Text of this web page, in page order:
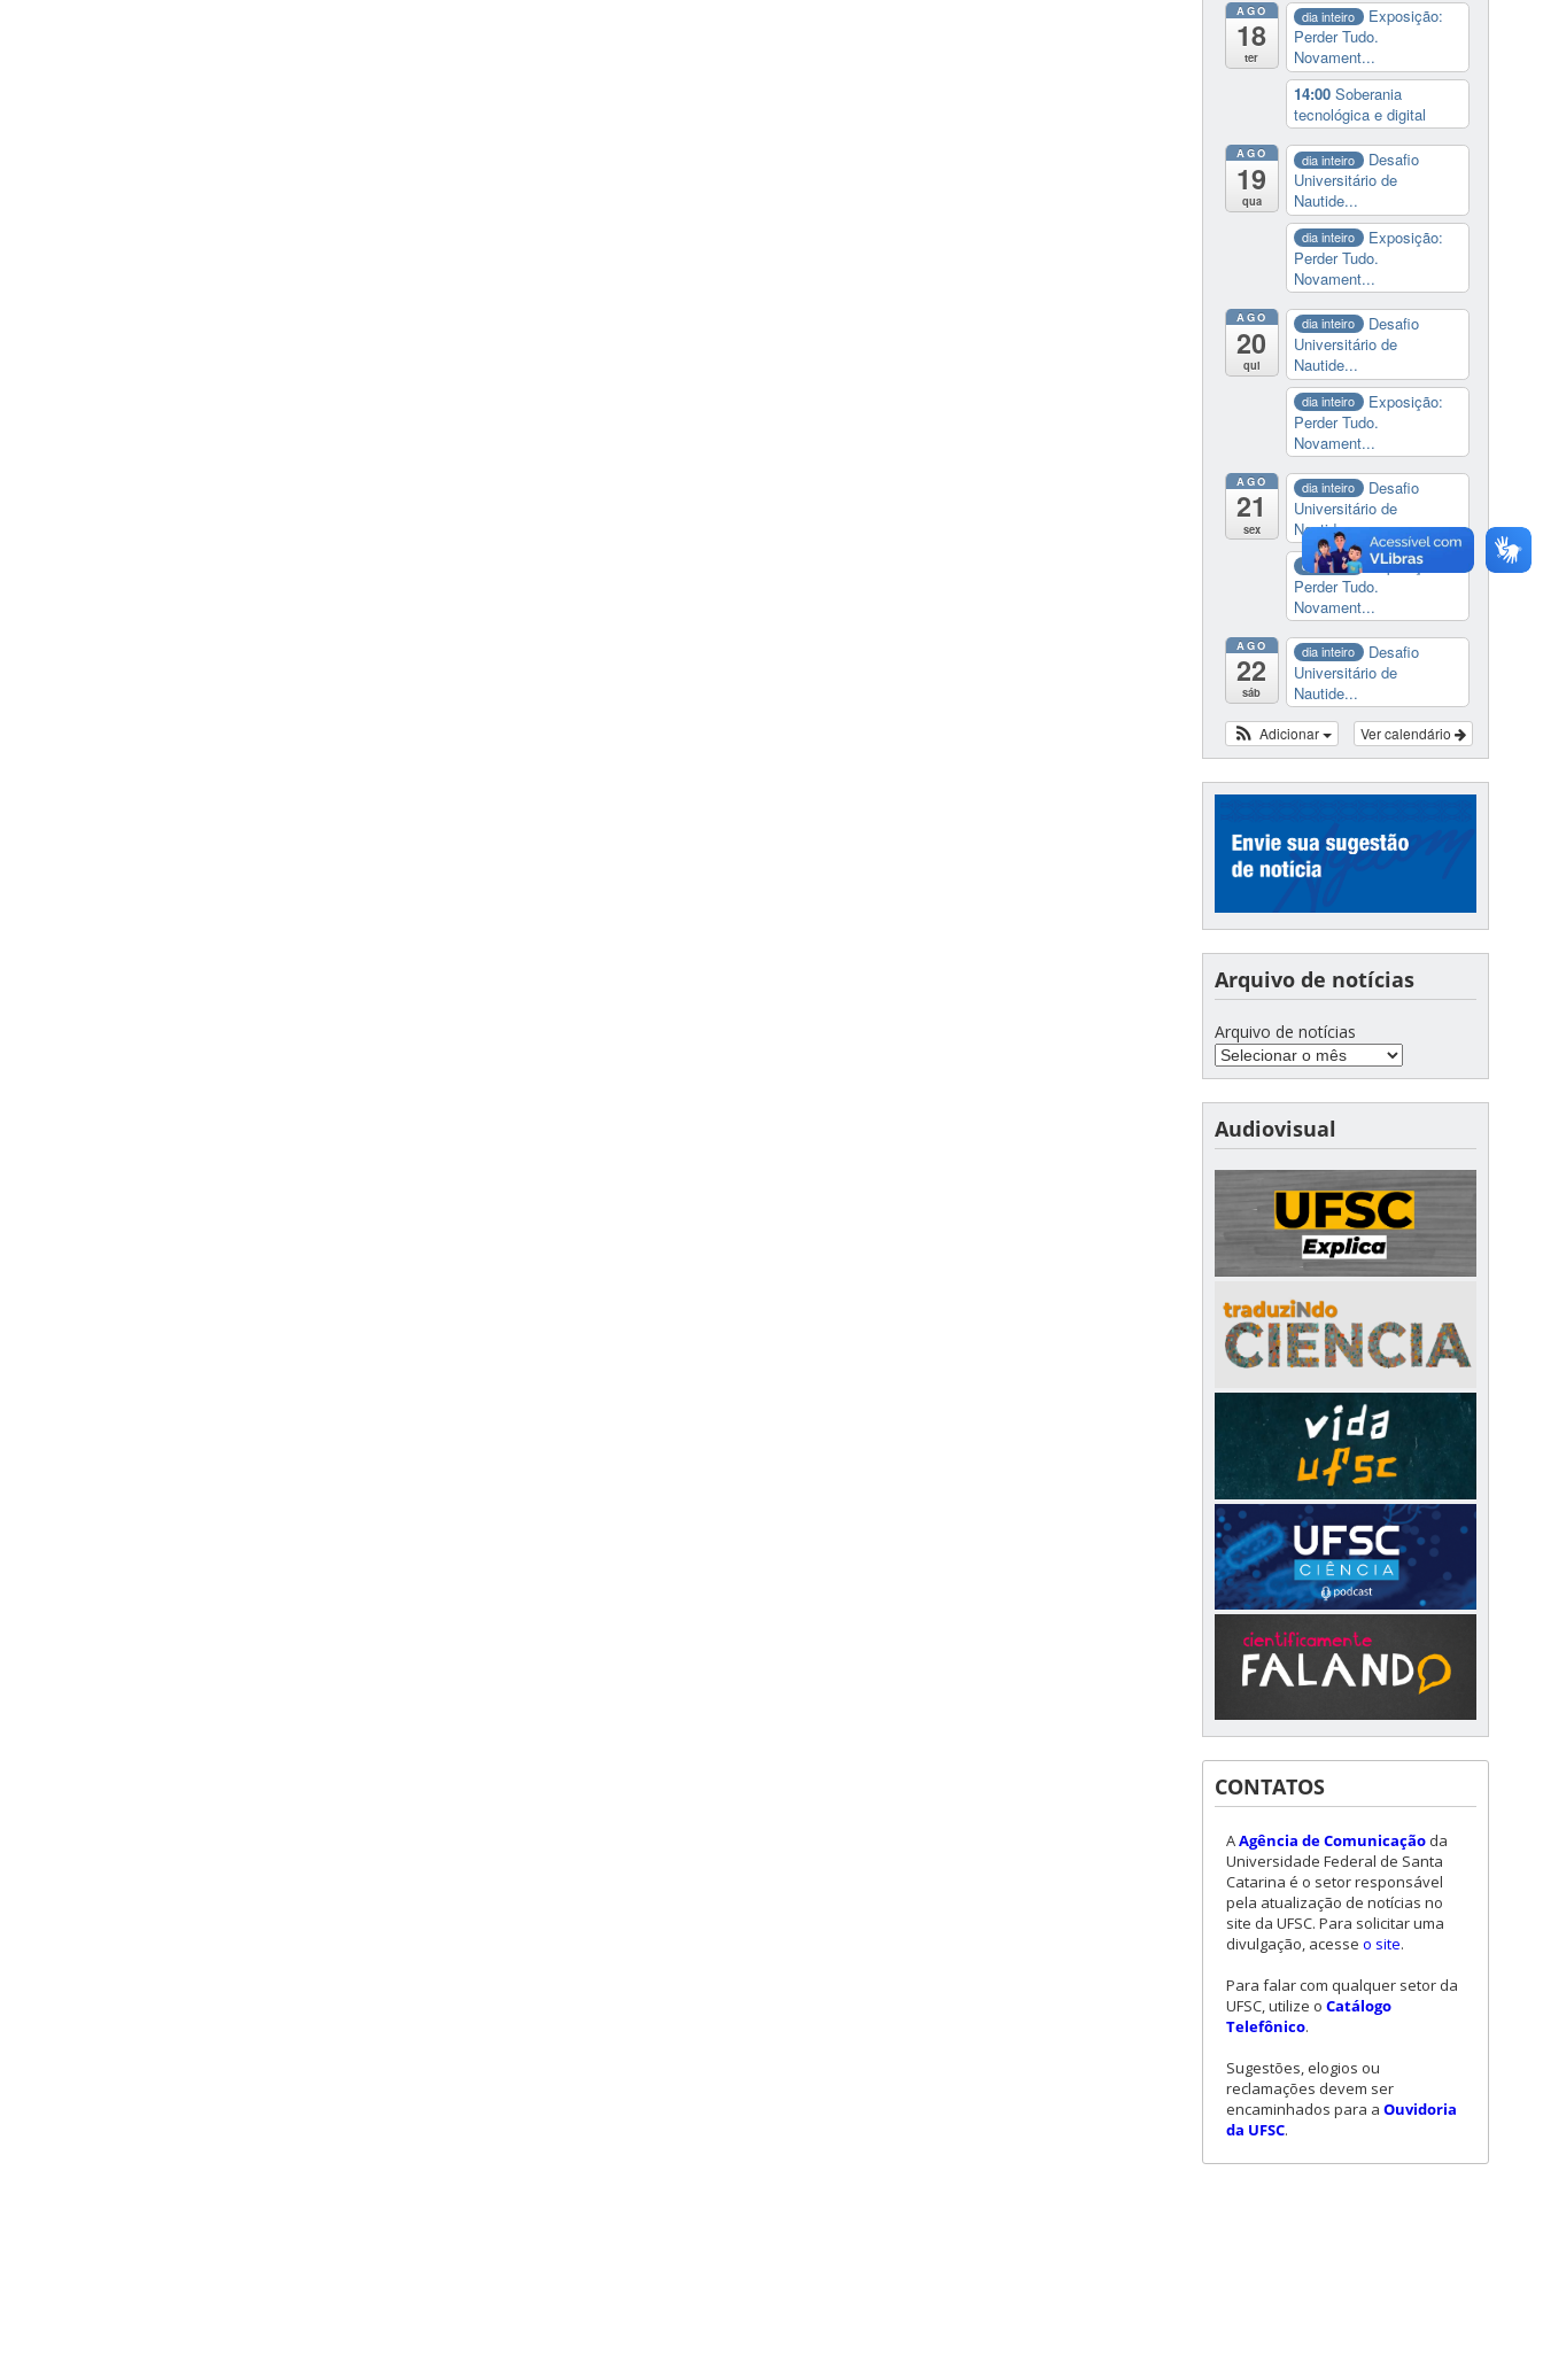
AGO
18
ter
dia inteiro
Exposição:
Perder Tudo.
Novament...
14:00 Soberania
tecnológica e digital
AGO
19
qua
dia inteiro
Desafio
Universitário de
Nautide...
dia inteiro
Exposição:
Perder Tudo.
Novament...
AGO
20
qui
dia inteiro
Desafio
Universitário de
Nautide...
dia inteiro
Exposição:
Perder Tudo.
Novament...
AGO
21
sex
dia inteiro
Desafio
Universitário de
Nautide...
dia inteiro
Exposição:
Perder Tudo.
Novament...
AGO
22
sáb
dia inteiro
Desafio
Universitário de
Nautide...
Ver calendário
Adicionar
Arquivo de notícias
Arquivo de notícias
Audiovisual
CONTATOS
AAgência de Comunicação da
Universidade Federal de Santa
Catarina é o setor responsável
pela atualização de notícias no
site da UFSC. Para solicitar uma
divulgação, acesse o site.
Para falar com qualquer setor da
UFSC, utilize o Catálogo
Telefônico.
Sugestões, elogios ou
reclamações devem ser
encaminhados para a Ouvidoria
da UFSC.